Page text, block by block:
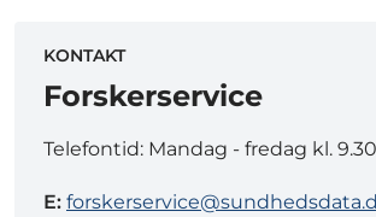
KONTAKT
Forskerservice
Telefontid: Mandag - fredag kl.
E: